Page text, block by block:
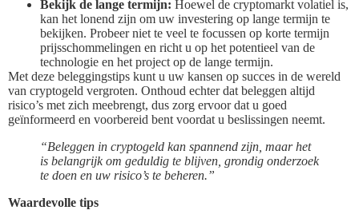
Bekijk de lange termijn: Hoewel de cryptomarkt volatiel is,
kan het lonend zijn om uw investering op lange termijn te
bekijken. Probeer niet te veel te focussen op korte termijn
prijsschommelingen en richt u op het potentieel van de
technologie en het project op de lange termijn.
Met deze beleggingstips kunt u uw kansen op succes in de wereld
van cryptogeld vergroten. Onthoud echter dat beleggen altijd
risico’s met zich meebrengt, dus zorg ervoor dat u goed
geïnformeerd en voorbereid bent voordat u beslissingen neemt.
“Beleggen in cryptogeld kan spannend zijn, maar het
is belangrijk om geduldig te blijven, grondig onderzoek
te doen en uw risico’s te beheren.”
Waardevolle tips